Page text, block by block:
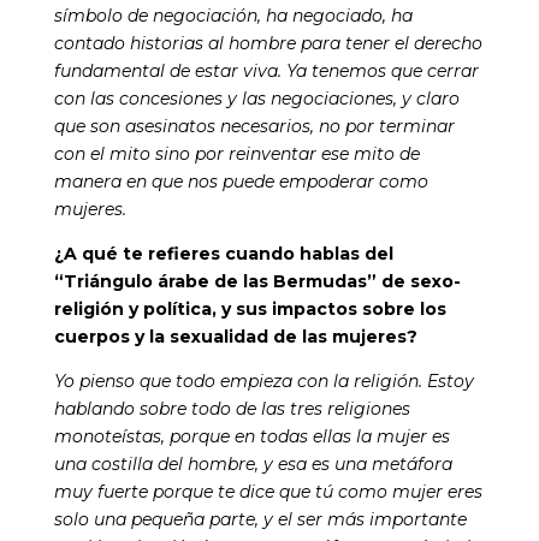
símbolo de negociación, ha negociado, ha
contado historias al hombre para tener el derecho
fundamental de estar viva. Ya tenemos que cerrar
con las concesiones y las negociaciones, y claro
que son asesinatos necesarios, no por terminar
con el mito sino por reinventar ese mito de
manera en que nos puede empoderar como
mujeres.
¿A qué te refieres cuando hablas del
“Triángulo árabe de las Bermudas” de sexo-
religión y política, y sus impactos sobre los
cuerpos y la sexualidad de las mujeres?
Yo pienso que todo empieza con la religión. Estoy
hablando sobre todo de las tres religiones
monoteístas, porque en todas ellas la mujer es
una costilla del hombre, y esa es una metáfora
muy fuerte porque te dice que tú como mujer eres
solo una pequeña parte, y el ser más importante